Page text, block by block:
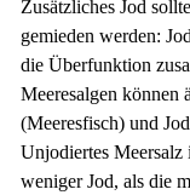
Zusätzliches Jod
gemieden werden:
die Überfunktion
Meeresalgen können
(Meeresfisch) und
Unjodiertes Meersalz
weniger Jod, als die